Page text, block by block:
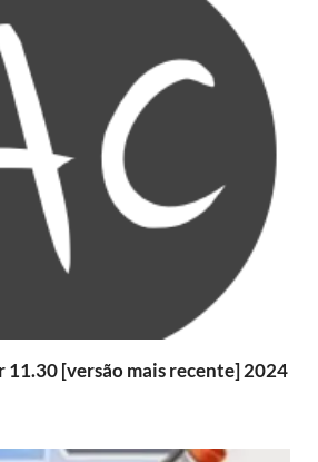
[versão mais recente] 2024